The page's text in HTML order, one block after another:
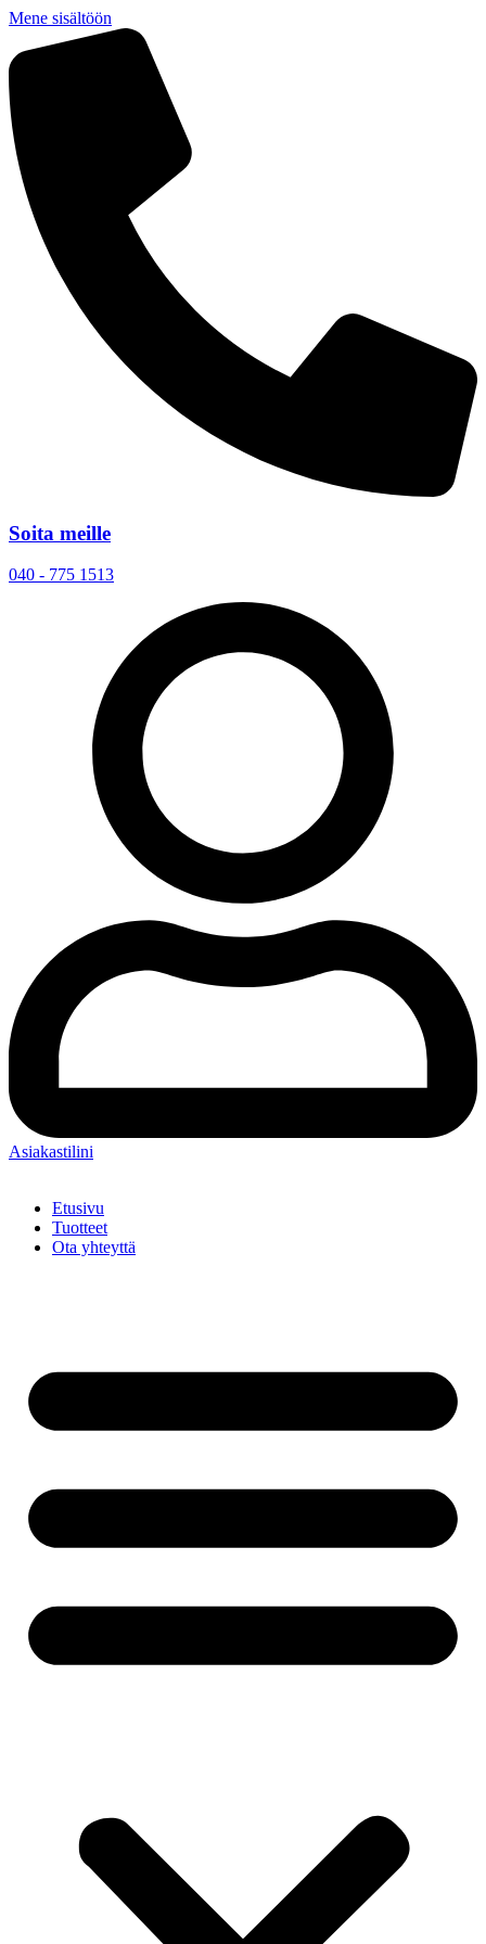
Mene sisältöön
Soita meille
040 - 775 1513
Asiakastilini
Etusivu
Tuotteet
Ota yhteyttä